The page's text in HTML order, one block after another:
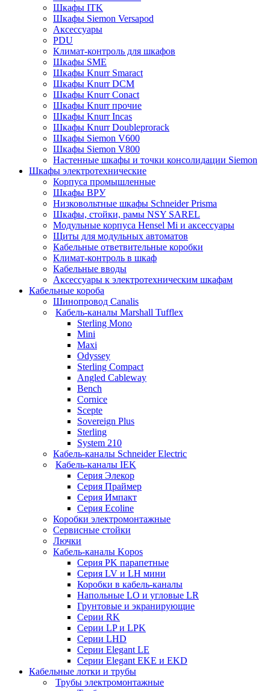
Шкафы ITK
Шкафы Siemon Versapod
Аксессуары
PDU
Климат-контроль для шкафов
Шкафы SME
Шкафы Knurr Smaract
Шкафы Knurr DCM
Шкафы Knurr Conact
Шкафы Knurr прочие
Шкафы Knurr Incas
Шкафы Knurr Doubleprorack
Шкафы Siemon V600
Шкафы Siemon V800
Настенные шкафы и точки консолидации Siemon
Шкафы электротехнические
Корпуса промышленные
Шкафы ВРУ
Низковольтные шкафы Schneider Prisma
Шкафы, стойки, рамы NSY SAREL
Модульные корпуса Hensel Mi и аксессуары
Щиты для модульных автоматов
Кабельные ответвительные коробки
Климат-контроль в шкаф
Кабельные вводы
Аксессуары к электротехническим шкафам
Кабельные короба
Шинопровод Canalis
Кабель-каналы Marshall Tufflex
Sterling Mono
Mini
Maxi
Odyssey
Sterling Compact
Angled Cableway
Bench
Cornice
Scepte
Sovereign Plus
Sterling
System 210
Кабель-каналы Schneider Electric
Кабель-каналы IEK
Серия Элекор
Серия Праймер
Серия Импакт
Серия Ecoline
Коробки электромонтажные
Сервисные стойки
Лючки
Кабель-каналы Kopos
Серия PK парапетные
Серия LV и LH мини
Коробки в кабель-каналы
Напольные LO и угловые LR
Грунтовые и экранирующие
Серии RK
Серии LP и LPK
Серии LHD
Серии Elegant LE
Серии Elegant EKE и EKD
Кабельные лотки и трубы
Трубы электромонтажные